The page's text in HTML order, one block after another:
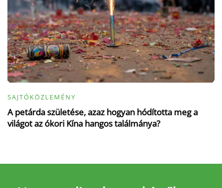
SAJTÓKÖZLEMÉNY
A petárda születése, azaz hogyan hódította meg a
világot az ókori Kína hangos találmánya?